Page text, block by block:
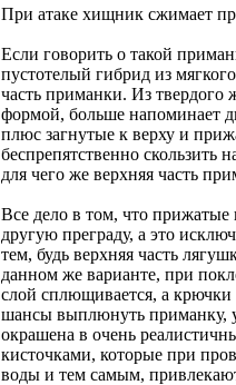
При атаке хищник сжимает
Если говорить о такой
пустотелый гибрид из
часть приманки. Из твердого
формой, больше напоминает
плюс загнутые к верху и
беспрепятственно скользить
для чего же верхняя часть
Все дело в том, что прижатые
другую преграду, а это
тем, будь верхняя часть
данном же варианте, при
слой сплющивается, а крючки
шансы выплюнуть приманку,
окрашена в очень
кисточками, которые при
воды и тем самым,